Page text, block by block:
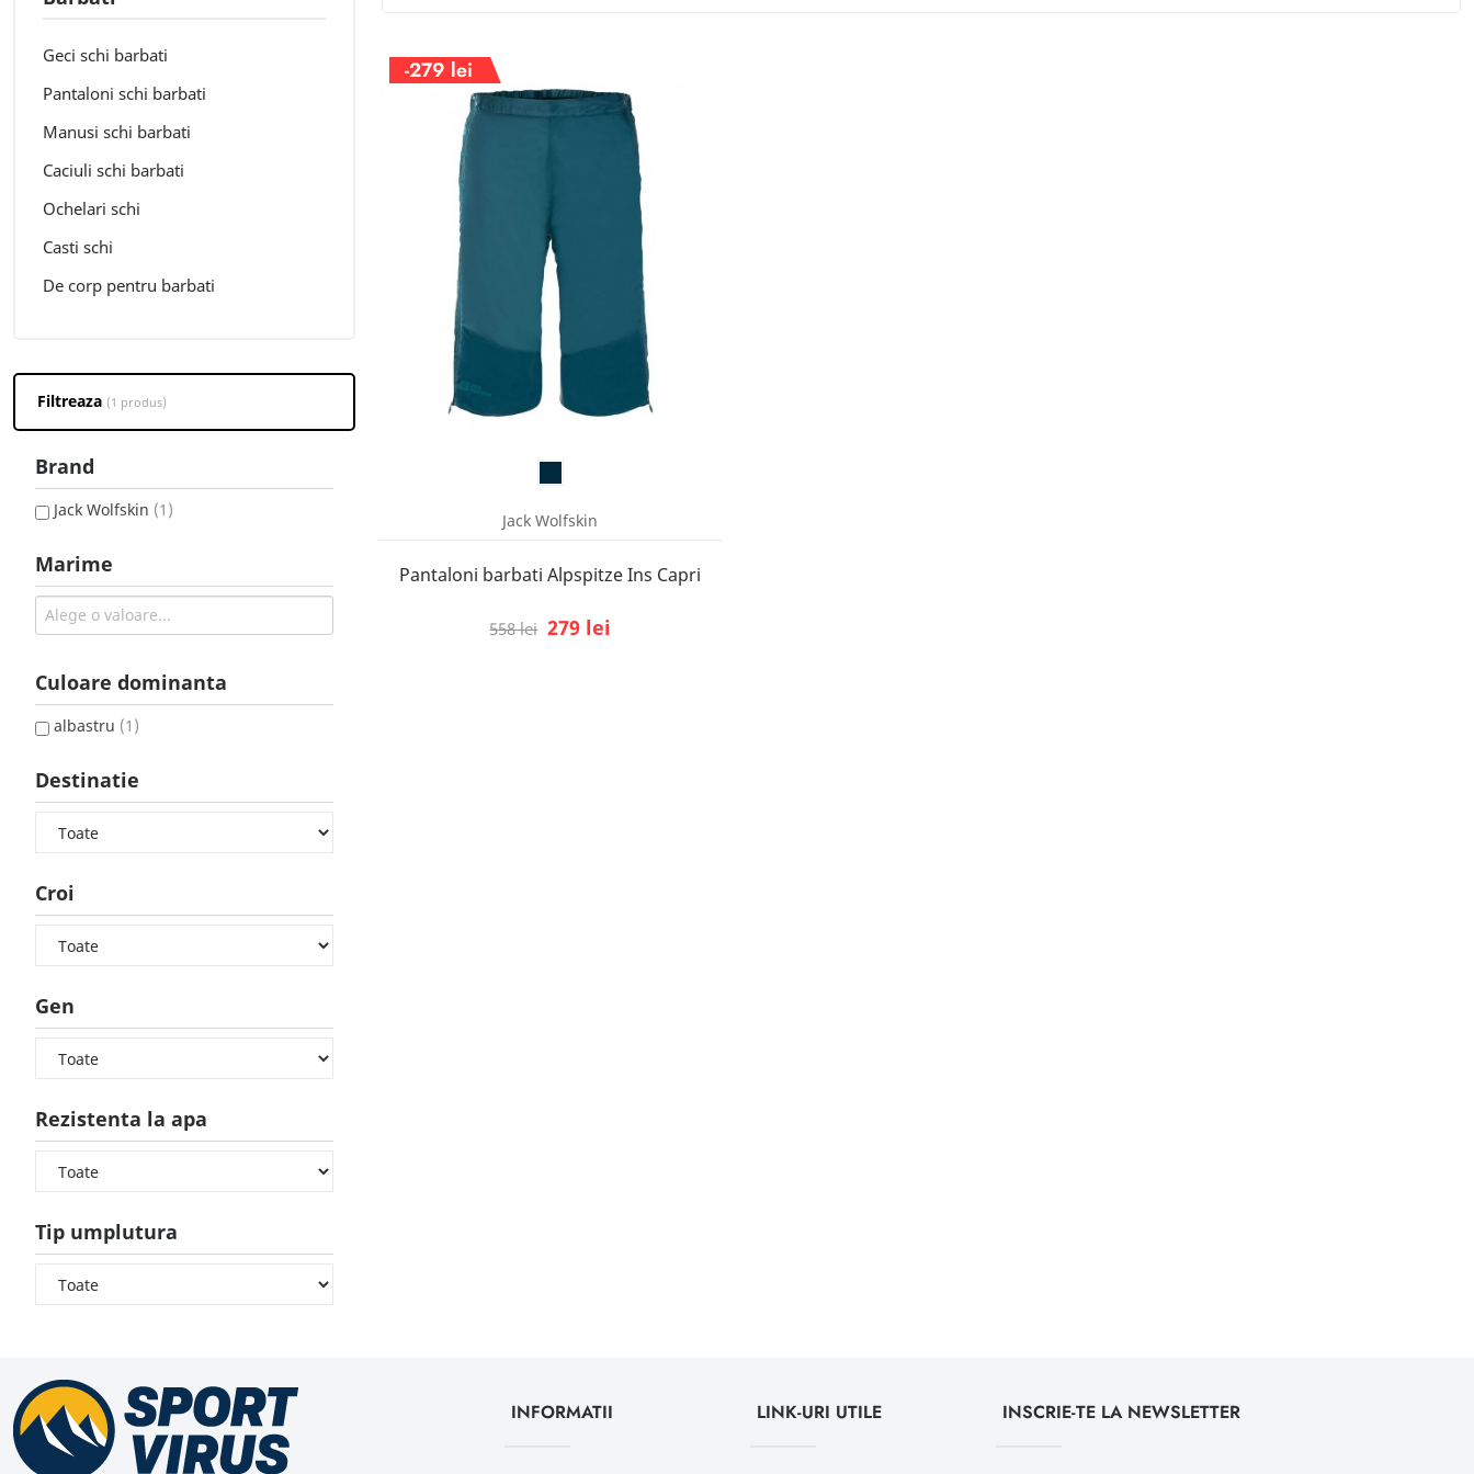
Geci schi barbati
Pantaloni schi barbati
Manusi schi barbati
Caciuli schi barbati
Ochelari schi
Casti schi
De corp pentru barbati
Filtreaza (1 produs)
Brand
Jack Wolfskin (1)
Marime
Culoare dominanta
albastru (1)
Destinatie
Croi
Gen
Rezistenta la apa
Tip umplutura
-279 lei
Jack Wolfskin
Pantaloni barbati Alpspitze Ins Capri
558 lei 279 lei
INFORMATII LINK-URI UTILE INSCRIE-TE LA NEWSLETTER